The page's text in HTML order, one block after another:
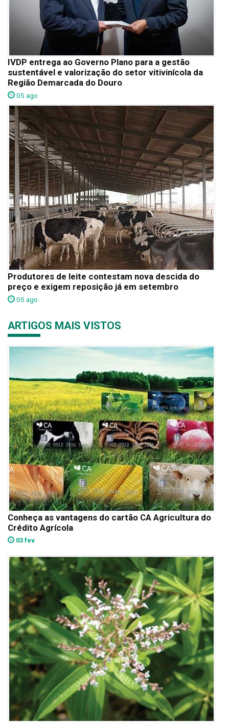
IVDP entrega ao Governo Plano para a gestão
sustentável e valorização do setor vitivinícola da
Região Demarcada do Douro
05 ago
Produtores de leite contestam nova descida do
preço e exigem reposição já em setembro
05 ago
ARTIGOS MAIS VISTOS
Conheça as vantagens do cartão CA Agricultura do
Crédito Agrícola
03 fev